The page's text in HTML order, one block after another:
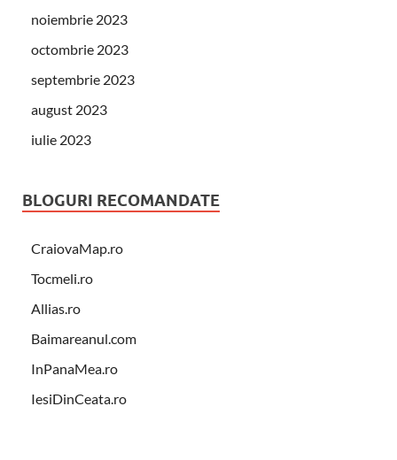
noiembrie 2023
octombrie 2023
septembrie 2023
august 2023
iulie 2023
BLOGURI RECOMANDATE
CraiovaMap.ro
Tocmeli.ro
Allias.ro
Baimareanul.com
InPanaMea.ro
IesiDinCeata.ro